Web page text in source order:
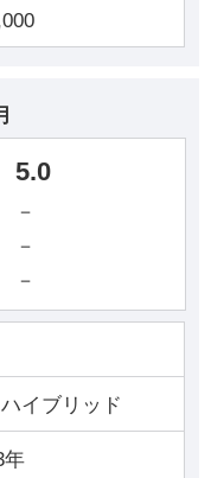
5.0
－
－
－
イブリッド
年